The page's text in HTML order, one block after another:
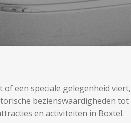
een speciale gelegenheid viert,
bezienswaardigheden tot
en activiteiten in Boxtel.